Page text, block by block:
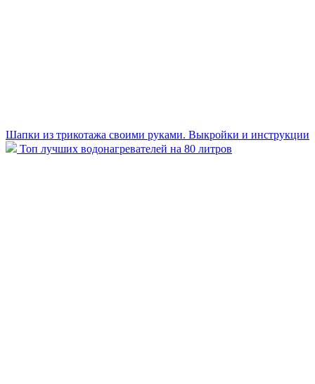
Шапки из трикотажа своими руками. Выкройки и инструкции
Топ лучших водонагревателей на 80 литров